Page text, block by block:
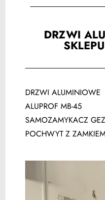
DRZWI
DRZWI ALUMINIOWE
ALUPROF MB-45
SAMOZAMYKACZ
POCHWYT Z